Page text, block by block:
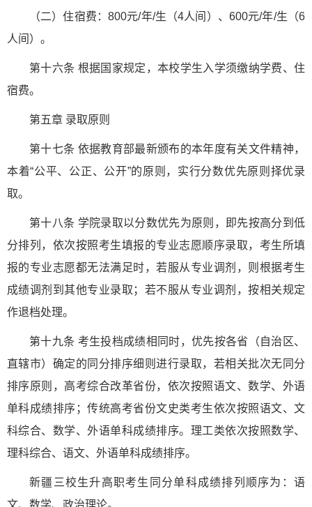
（二）住宿费：800元/年/生（4人间）、600元/年/生（6
人间）。
第十六条 根据国家规定，本校学生入学须缴纳学费、住
宿费。
第五章 录取原则
第十七条 依据教育部最新颁布的本年度有关文件精神，
本着“公平、公正、公开”的原则，实行分数优先原则择优录
取。
第十八条 学院录取以分数优先为原则，即先按高分到低
分排列，依次按照考生填报的专业志愿顺序录取，考生所填
报的专业志愿都无法满足时，若服从专业调剂，则根据考生
成绩调剂到其他专业录取；若不服从专业调剂，按相关规定
作退档处理。
第十九条 考生投档成绩相同时，优先按各省（自治区、
直辖市）确定的同分排序细则进行录取，若相关批次无同分
排序原则，高考综合改革省份，依次按照语文、数学、外语
单科成绩排序；传统高考省份文史类考生依次按照语文、文
科综合、数学、外语单科成绩排序。理工类依次按照数学、
理科综合、语文、外语单科成绩排序。
新疆三校生升高职考生同分单科成绩排列顺序为：语
文、数学、政治理论。